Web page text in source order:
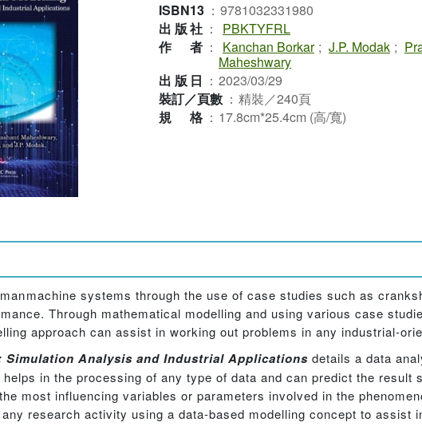
ISBN13 ： 9781032331980
出版社 ：
PBKTYFRL
作者 ： Kanchan Borkar ; J.P. Modak ;
Maheshwary
出版日 ： 2023/03/29
裝訂／頁數 ： 精裝／240頁
規格 ： 17.8cm*25.4cm (高/寬)
systems through the use of case studies such as
Through mathematical modelling and using various case
approach can assist in working out problems in any industrial-
Simulation Analysis and Industrial Applications details a data
in the processing of any type of data and can predict the result
most influencing variables or parameters involved in the
research activity using a data-based modelling concept to assist